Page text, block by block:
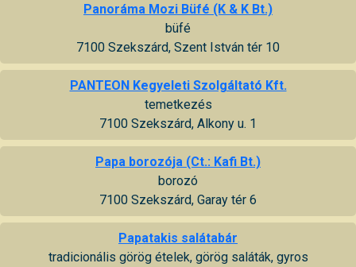
Panoráma Mozi Büfé (K & K Bt.)
büfé
7100 Szekszárd, Szent István tér 10
PANTEON Kegyeleti Szolgáltató Kft.
temetkezés
7100 Szekszárd, Alkony u. 1
Papa borozója (Ct.: Kafi Bt.)
borozó
7100 Szekszárd, Garay tér 6
Papatakis salátabár
tradicionális görög ételek, görög saláták, gyros